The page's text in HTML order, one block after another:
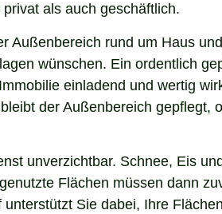
als auch geschäftlich.
rund um Haus
wünschen. Ein ordentlich
einladend und wertig
der Außenbereich gepflegt,
unverzichtbar. Schnee, Eis
Flächen müssen dann
Sie dabei, Ihre